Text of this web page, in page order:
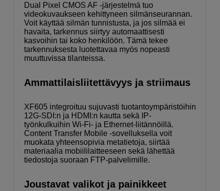
Dual Pixel CMOS AF -järjestelmä tuo
videokuvaukseen kehittyneen silmänseurannan.
Voit käyttää silmän tunnistusta, ja jos silmää ei
havaita, tarkennus siirtyy automaattisesti
kasvoihin tai koko henkilöön. Tämä tekee
tarkennuksesta luotettavaa myös nopeasti
muuttuvissa tilanteissa.
Ammattilaisliitettävyys ja striimaus
XF605 integroituu sujuvasti tuotantoympäristöihin
12G-SDI:n ja HDMI:n kautta sekä IP-
työnkulkuihin Wi-Fi- ja Ethernet-liitännöillä.
Content Transfer Mobile -sovelluksella voit
muokata yhteensopivia metatietoja, siirtää
materiaalia mobiililaitteeseen sekä lähettää
tiedostoja suoraan FTP-palvelimille.
Joustavat valikot ja painikkeet